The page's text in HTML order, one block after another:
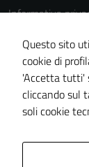
Informativa
Cookie Policy
Note legali
Dichiarazione di
Piano di
Questo sito
cookie di
'Accetta tutti'
cliccando sul
soli cookie